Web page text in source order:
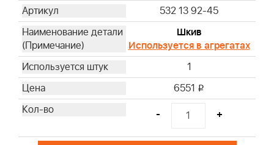
532 13 92-45
Шкив
Используется в агрегатах
1
6551 i
- +